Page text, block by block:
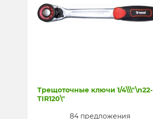
Трещоточные ключи 1/4\\\"\n22-
TIR120\"
84 предложения